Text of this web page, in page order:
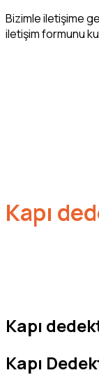
Bizimle iletişime
iletişim formunu
Kapı
Kapı
Kapı